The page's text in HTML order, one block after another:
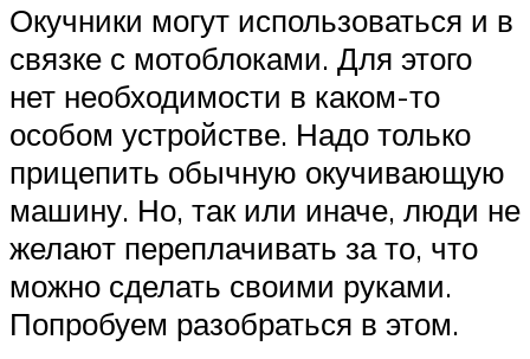
Окучники могут использоваться и в
связке с мотоблоками. Для этого
нет необходимости в каком-то
особом устройстве. Надо только
прицепить обычную окучивающую
машину. Но, так или иначе, люди не
желают переплачивать за то, что
можно сделать своими руками.
Попробуем разобраться в этом.